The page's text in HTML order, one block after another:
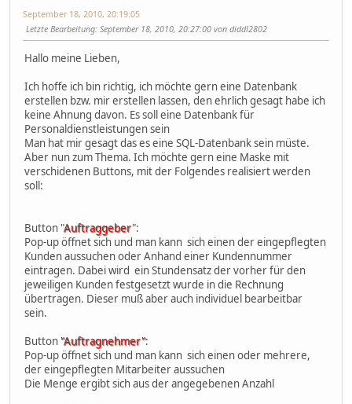
September 18, 2010, 20:19:05
Letzte Bearbeitung: September 18, 2010, 20:27:00 von diddl2802
Hallo meine Lieben,
Ich hoffe ich bin richtig, ich möchte gern eine Datenbank
erstellen bzw. mir erstellen lassen, den ehrlich gesagt habe ich
keine Ahnung davon. Es soll eine Datenbank für
Personaldienstleistungen sein
Man hat mir gesagt das es eine SQL-Datenbank sein müste.
Aber nun zum Thema. Ich möchte gern eine Maske mit
verschidenen Buttons, mit der Folgendes realisiert werden
soll:
Button "Auftraggeber":
Pop-up öffnet sich und man kann sich einen der eingepflegten
Kunden aussuchen oder Anhand einer Kundennummer
eintragen. Dabei wird ein Stundensatz der vorher für den
jeweiligen Kunden festgesetzt wurde in die Rechnung
übertragen. Dieser muß aber auch individuel bearbeitbar
sein.
Button "Auftragnehmer":
Pop-up öffnet sich und man kann sich einen oder mehrere,
der eingepflegten Mitarbeiter aussuchen
Die Menge ergibt sich aus der angegebenen Anzahl